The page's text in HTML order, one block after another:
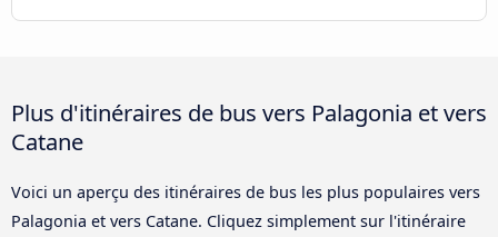
Plus d'itinéraires de bus vers Palagonia et vers
Catane
Voici un aperçu des itinéraires de bus les plus populaires vers
Palagonia et vers Catane. Cliquez simplement sur l'itinéraire